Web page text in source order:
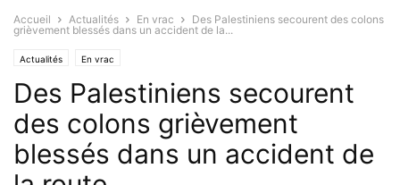
Accueil Actualités En vrac
Des Palestiniens secourent des colons
grièvement blessés dans un accident de la...
Actualités En vrac
Des Palestiniens secourent
des colons grièvement
blessés dans un accident de